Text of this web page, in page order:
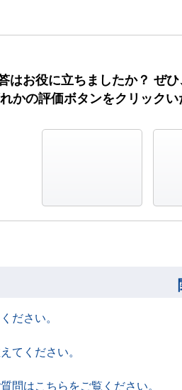
はお役に立ちましたか？ ぜ
かの評価ボタンをクリック
関
ださい。
てください。
問はこちらをご覧ください。